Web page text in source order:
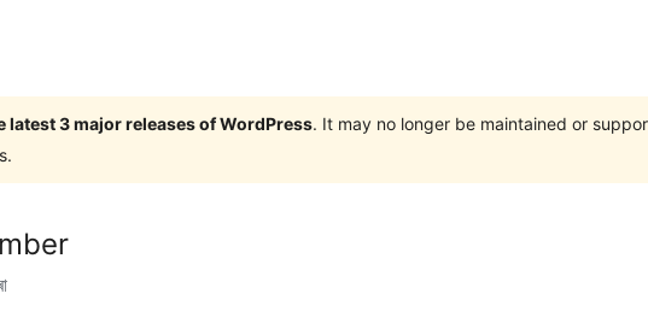
latest 3 major releases of WordPress. It may no longer be maintained or